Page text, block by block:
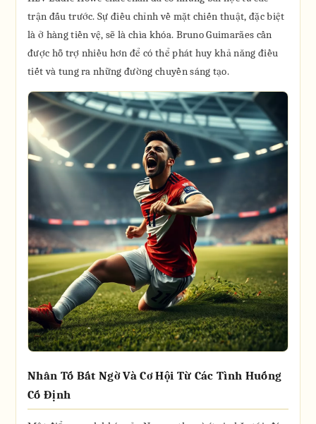
trận đấu trước. Sự điều chỉnh về mặt chiến thuật, đặc biệt
là ở hàng tiền vệ, sẽ là chìa khóa. Bruno Guimarães cần
được hỗ trợ nhiều hơn để có thể phát huy khả năng điều
tiết và tung ra những đường chuyền sáng tạo.
Nhân Tố Bất Ngờ Và Cơ Hội Từ Các Tình Huống
Cố Định